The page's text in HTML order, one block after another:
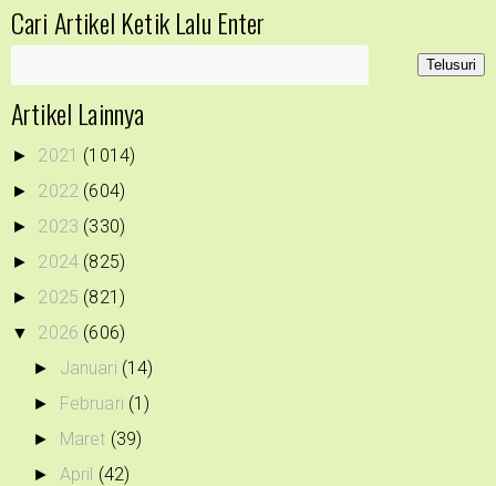
Cari Artikel Ketik Lalu Enter
Artikel Lainnya
► 2021 (1014)
► 2022 (604)
► 2023 (330)
► 2024 (825)
► 2025 (821)
▼ 2026 (606)
► Januari (14)
► Februari (1)
► Maret (39)
► April (42)